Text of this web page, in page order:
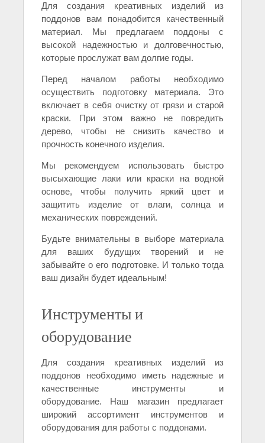
Для создания креативных изделий из
поддонов вам понадобится качественный
материал. Мы предлагаем поддоны с
высокой надежностью и долговечностью,
которые прослужат вам долгие годы.
Перед началом работы необходимо
осуществить подготовку материала. Это
включает в себя очистку от грязи и старой
краски. При этом важно не повредить
дерево, чтобы не снизить качество и
прочность конечного изделия.
Мы рекомендуем использовать быстро
высыхающие лаки или краски на водной
основе, чтобы получить яркий цвет и
защитить изделие от влаги, солнца и
механических повреждений.
Будьте внимательны в выборе материала
для ваших будущих творений и не
забывайте о его подготовке. И только тогда
ваш дизайн будет идеальным!
Инструменты и
оборудование
Для создания креативных изделий из
поддонов необходимо иметь надежные и
качественные инструменты и
оборудование. Наш магазин предлагает
широкий ассортимент инструментов и
оборудования для работы с поддонами.